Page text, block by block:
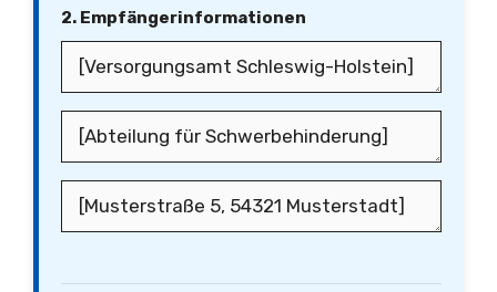
2. Empfängerinformationen